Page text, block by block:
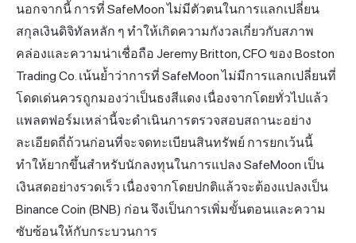
นอกจากนี้ การที่ SafeMoon ไม่มีตัวตนในการแลกเปลี่ยน
สกุลเงินดิจิทัลหลัก ๆ ทำให้เกิดความกังวลเกี่ยวกับสภาพ
คล่องและความน่าเชื่อถือ Jeremy Britton, CFO ของ Boston
Trading Co. เน้นย้ำว่าการที่ SafeMoon ไม่มีการแลกเปลี่ยนที่
โดดเด่นควรถูกมองว่าเป็นธงสีแดง เนื่องจากโดยทั่วไปแล้ว
แพลตฟอร์มเหล่านี้จะดำเนินการตรวจสอบสถานะอย่าง
ละเอียดถี่ถ้วนก่อนที่จะจดทะเบียนสินทรัพย์ การยกเว้นนี้
ทำให้ยากขึ้นสำหรับนักลงทุนในการแปลง SafeMoon เป็น
เงินสดอย่างรวดเร็ว เนื่องจากโดยปกติแล้วจะต้องแปลงเป็น
Binance Coin (BNB) ก่อน จึงเป็นการเพิ่มขั้นตอนและความ
ซับซ้อนให้กับกระบวนการ